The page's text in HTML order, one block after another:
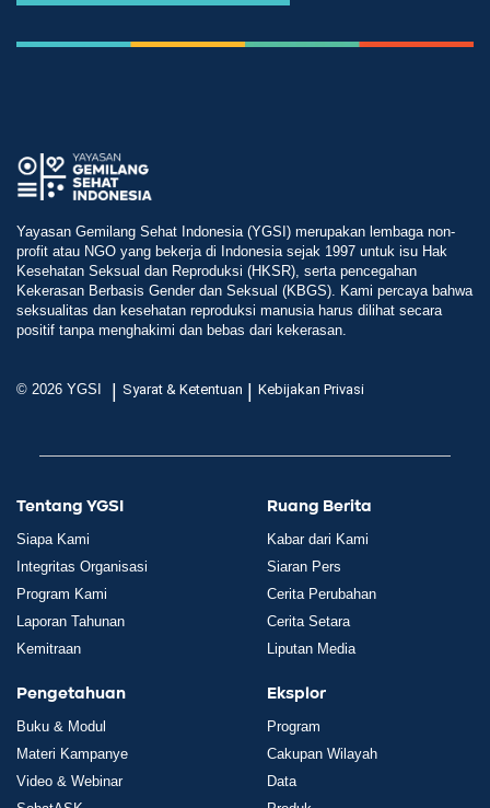
Yayasan Gemilang Sehat Indonesia (YGSI) merupakan lembaga non-
profit atau NGO yang bekerja di Indonesia sejak 1997 untuk isu Hak
Kesehatan Seksual dan Reproduksi (HKSR), serta pencegahan
Kekerasan Berbasis Gender dan Seksual (KBGS). Kami percaya bahwa
seksualitas dan kesehatan reproduksi manusia harus dilihat secara
positif tanpa menghakimi dan bebas dari kekerasan.
© 2026 YGSI | Syarat & Ketentuan | Kebijakan Privasi
Tentang YGSI
Siapa Kami
Integritas Organisasi
Program Kami
Laporan Tahunan
Kemitraan
Ruang Berita
Kabar dari Kami
Siaran Pers
Cerita Perubahan
Cerita Setara
Liputan Media
Pengetahuan
Buku & Modul
Materi Kampanye
Video & Webinar
Eksplor
Program
Cakupan Wilayah
Data